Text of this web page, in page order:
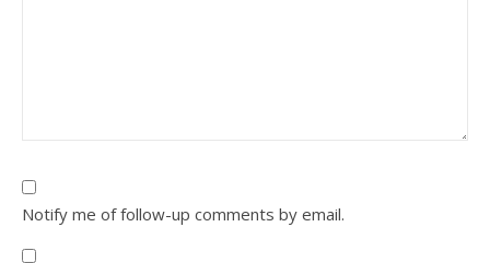
Notify me of follow-up comments by email.